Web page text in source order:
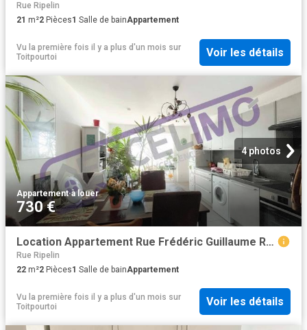
Rue Ripelin
21 m²2 Pièces1 Salle de bainAppartement
Vu la première fois il y a plus d'un mois sur
Toitpourtoi
Voir les détails
4 photos
Appartement·à louer
730 €
Location Appartement Rue Frédéric Guillaume Raiffeisen, Strasbourg
Rue Ripelin
22 m²2 Pièces1 Salle de bainAppartement
Vu la première fois il y a plus d'un mois sur
Toitpourtoi
Voir les détails